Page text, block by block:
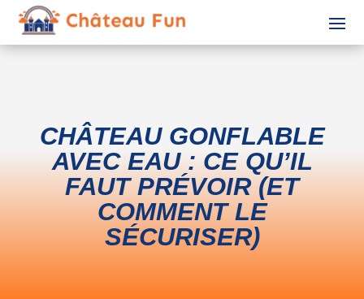
CHÂTEAU GONFLABLE
AVEC EAU : CE QU’IL
FAUT PRÉVOIR (ET
COMMENT LE
SÉCURISER)